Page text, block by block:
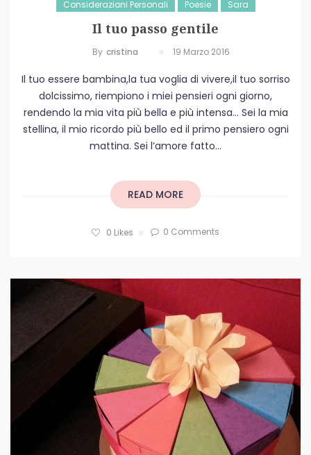
Considerazioni Personali Poesie Sara
Il tuo passo gentile
By Cristina 19 Marzo 2016
Il tuo essere bambina,la tua voglia di vivere,il tuo sorriso
dolcissimo, riempiono i miei pensieri ogni giorno,
rendendo la mia vita più bella e più intensa… Sei la mia
stellina, il mio ricordo più bello ed il primo pensiero ogni
mattina. Sei l’amore fatto...
READ MORE
0 Likes 0 Comments